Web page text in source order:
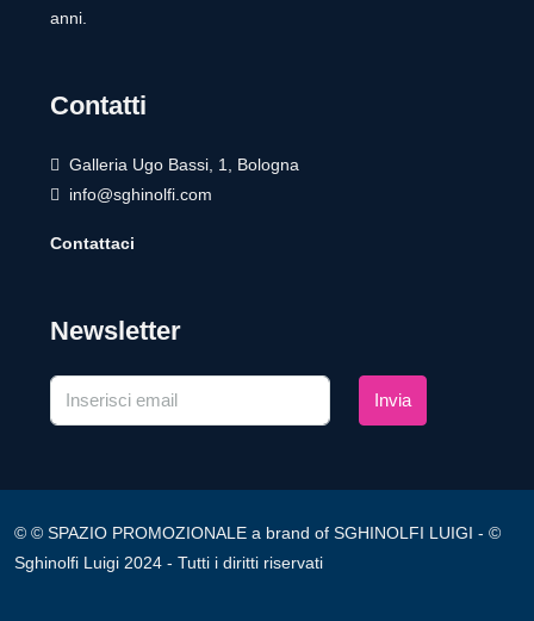
anni.
Contatti
Galleria Ugo Bassi, 1, Bologna
info@sghinolfi.com
Contattaci
Newsletter
Invia
© © SPAZIO PROMOZIONALE a brand of SGHINOLFI LUIGI - ©
Sghinolfi Luigi 2024 - Tutti i diritti riservati